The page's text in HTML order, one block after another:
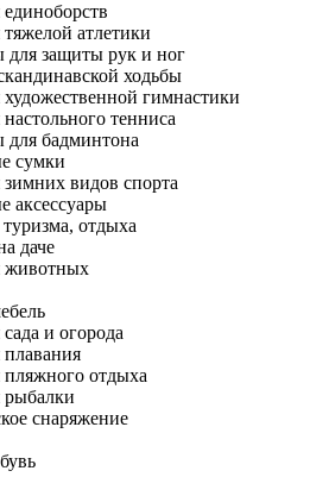
атлетики
для защиты рук и ног
ходьбы
гимнастики
тенниса
для бадминтона
сумки
видов спорта
аксессуары
отдыха
даче
животных
и огорода
отдыха
рыбалки
снаряжение